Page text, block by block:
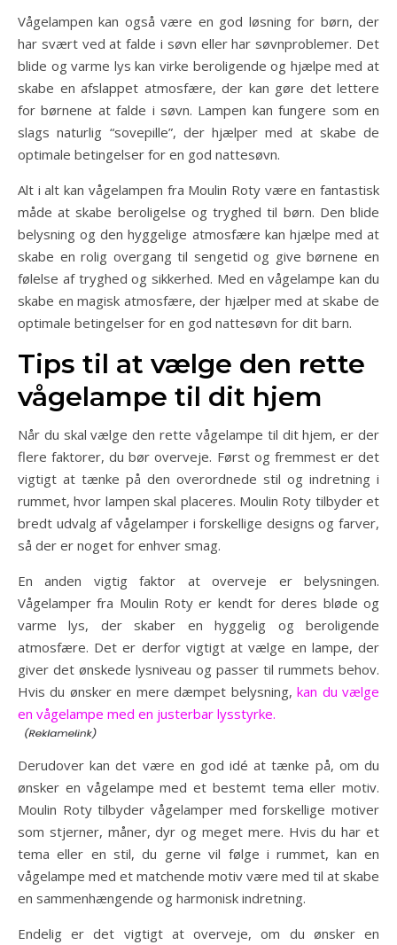
Vågelampen kan også være en god løsning for børn, der
har svært ved at falde i søvn eller har søvnproblemer. Det
blide og varme lys kan virke beroligende og hjælpe med at
skabe en afslappet atmosfære, der kan gøre det lettere
for børnene at falde i søvn. Lampen kan fungere som en
slags naturlig “sovepille”, der hjælper med at skabe de
optimale betingelser for en god nattesøvn.
Alt i alt kan vågelampen fra Moulin Roty være en fantastisk
måde at skabe beroligelse og tryghed til børn. Den blide
belysning og den hyggelige atmosfære kan hjælpe med at
skabe en rolig overgang til sengetid og give børnene en
følelse af tryghed og sikkerhed. Med en vågelampe kan du
skabe en magisk atmosfære, der hjælper med at skabe de
optimale betingelser for en god nattesøvn for dit barn.
Tips til at vælge den rette
vågelampe til dit hjem
Når du skal vælge den rette vågelampe til dit hjem, er der
flere faktorer, du bør overveje. Først og fremmest er det
vigtigt at tænke på den overordnede stil og indretning i
rummet, hvor lampen skal placeres. Moulin Roty tilbyder et
bredt udvalg af vågelamper i forskellige designs og farver,
så der er noget for enhver smag.
En anden vigtig faktor at overveje er belysningen.
Vågelamper fra Moulin Roty er kendt for deres bløde og
varme lys, der skaber en hyggelig og beroligende
atmosfære. Det er derfor vigtigt at vælge en lampe, der
giver det ønskede lysniveau og passer til rummets behov.
Hvis du ønsker en mere dæmpet belysning,kan du vælge
en vågelampe med en justerbar lysstyrke.
Derudover kan det være en god idé at tænke på, om du
ønsker en vågelampe med et bestemt tema eller motiv.
Moulin Roty tilbyder vågelamper med forskellige motiver
som stjerner, måner, dyr og meget mere. Hvis du har et
tema eller en stil, du gerne vil følge i rummet, kan en
vågelampe med et matchende motiv være med til at skabe
en sammenhængende og harmonisk indretning.
Endelig er det vigtigt at overveje, om du ønsker en